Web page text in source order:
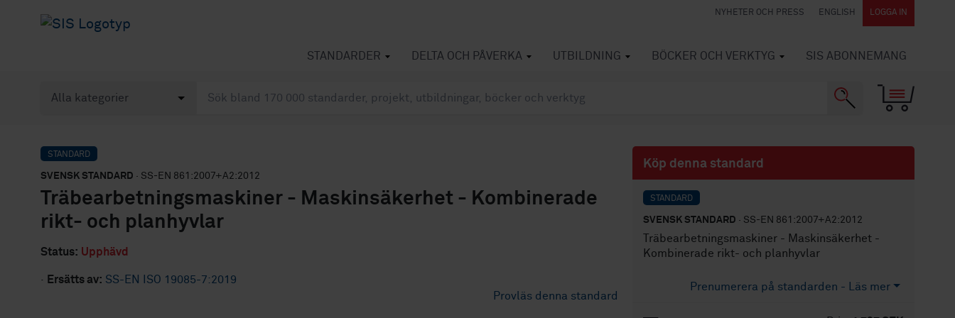
NYHETER OCH PRESS ENGLISH LOGGA IN
STANDARDER DELTA OCH PÅVERKA UTBILDNING BÖCKER OCH VERKTYG SIS ABONNEMANG
STANDARD
SVENSK STANDARD · SS-EN 861:2007+A2:2012
Träbearbetningsmaskiner - Maskinsäkerhet - Kombinerade
rikt- och planhyvlar
Status: Upphävd
· Ersätts av: SS-EN ISO 19085-7:2019
Provläs denna standard
Köp denna standard
STANDARD
SVENSK STANDARD · SS-EN 861:2007+A2:2012
Träbearbetningsmaskiner - Maskinsäkerhet -
Kombinerade rikt- och planhyvlar
Prenumerera på standarden - Läs mer